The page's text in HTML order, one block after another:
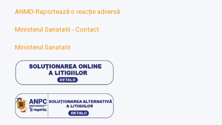
ANMD-Raportează o reacție adversă
Ministerul Sanatatii - Contact
Ministerul Sanatatii